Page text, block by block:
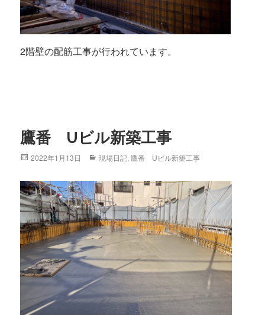
2階壁の配筋工事が行われています。
鷹番 Uビル新築工事
Posted
2022年1月13日 Categories
現場日記, 鷹番 Uビル新築工事